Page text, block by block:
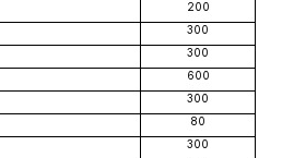
200
300
300
600
300
80
300